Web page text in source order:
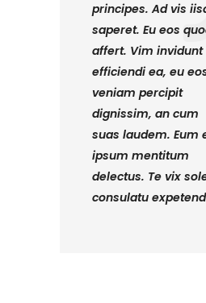
principes. Ad vis
saperet. Eu eos
affert. Vim invidunt
efficiendi ea, eu
veniam percipit
dignissim, an cum
suas laudem. Eum
ipsum mentitum
delectus. Te vix
consulatu